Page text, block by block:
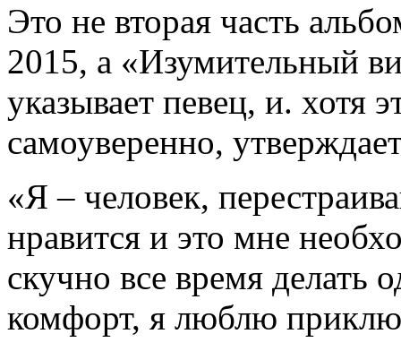
Это не вторая часть
2015, а «Изумительный
указывает певец, и. хотя
самоуверенно,
«Я – человек,
нравится и это мне
скучно все время делать
комфорт, я люблю